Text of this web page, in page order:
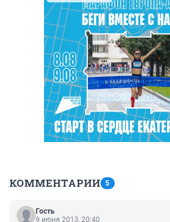
КОММЕНТАРИИ 5
Гость
9 июня 2013, 20:40